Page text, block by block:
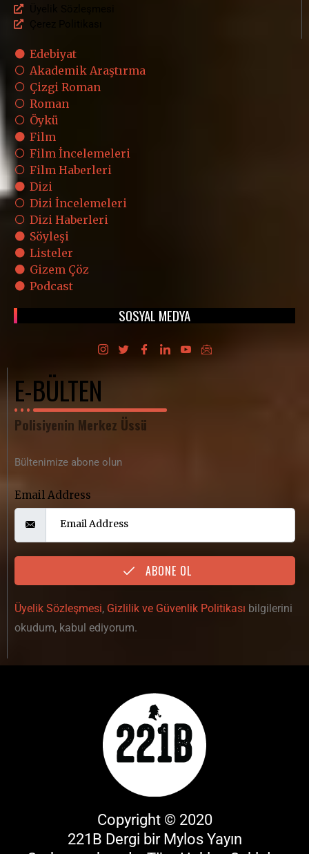
Edebiyat
Akademik Araştırma
Çizgi Roman
Roman
Öykü
Film
Film İncelemeleri
Film Haberleri
Dizi
Dizi İncelemeleri
Dizi Haberleri
Söyleşi
Listeler
Gizem Çöz
Podcast
SOSYAL MEDYA
E-BÜLTEN
Polisiyenin Merkez Üssü
Bültenimize abone olun
Email Address
ABONE OL
Üyelik Sözleşmesi, Gizlilik ve Güvenlik Politikası bilgilerini
okudum, kabul ediyorum.
Copyright © 2020
221B Dergi bir Mylos Yayın